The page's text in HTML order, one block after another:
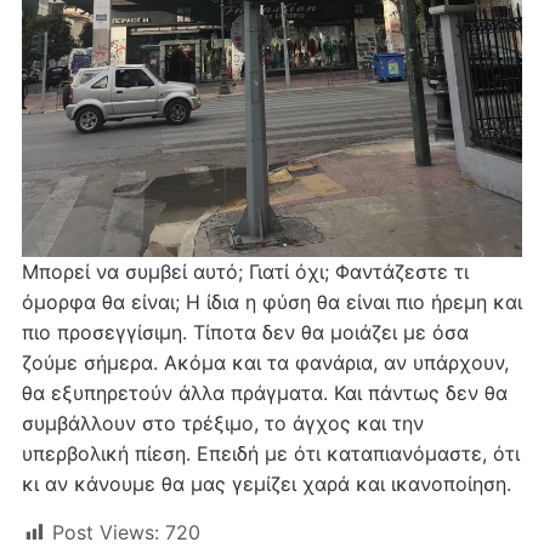
Μπορεί να συμβεί αυτό; Γιατί όχι; Φαντάζεστε τι
όμορφα θα είναι; Η ίδια η φύση θα είναι πιο ήρεμη και
πιο προσεγγίσιμη. Τίποτα δεν θα μοιάζει με όσα
ζούμε σήμερα. Ακόμα και τα φανάρια, αν υπάρχουν,
θα εξυπηρετούν άλλα πράγματα. Και πάντως δεν θα
συμβάλλουν στο τρέξιμο, το άγχος και την
υπερβολική πίεση. Επειδή με ότι καταπιανόμαστε, ότι
κι αν κάνουμε θα μας γεμίζει χαρά και ικανοποίηση.
Post Views: 720